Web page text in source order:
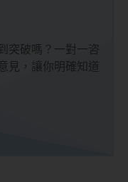
突破嗎？一對一咨
見，讓你明確知道